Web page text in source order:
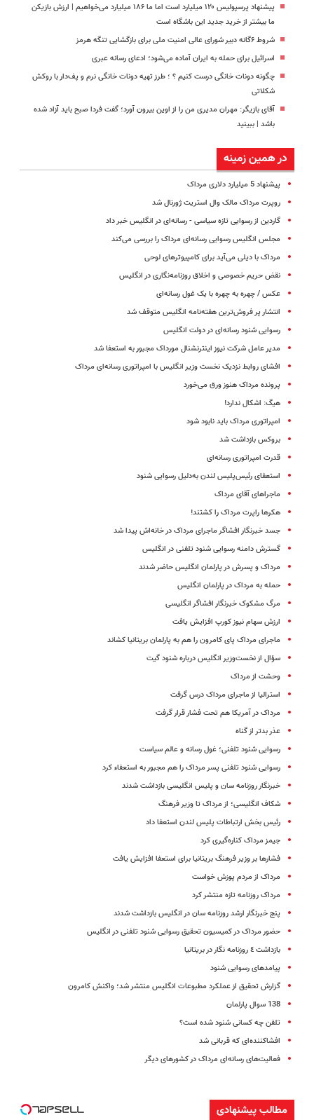
پیشنهاد پرسپولیس ۱۲۰ میلیارد است اما ما ۱۸۶ میلیارد می‌خواهیم | ارزش بازیکن
ما بیشتر از خرید جدید این باشگاه است
شروط ۶گانه دبیر شورای عالی امنیت ملی برای بازگشایی تنگه هرمز
اسرائیل برای حمله به ایران آماده می‌شود؛ ادعای رسانه عبری
چگونه دونات خانگی درست کنیم ؟ ؛ طرز تهیه دونات خانگی نرم و پف‌دار با روکش
شکلاتی
آقای بازیگر: مهران مدیری من را از اوین بیرون آورد؛ گفت فردا صبح باید آزاد شده
باشد | ببینید
در همین زمینه
پیشنهاد 5 میلیارد دلاری مرداک
روپرت مرداک مالک وال استریت ژورنال شد‌
گاردین از رسوایی تازه سیاسی - رسانه‌ای در انگلیس خبر داد
مجلس انگلیس رسوایی رسانه‌ای مرداک را بررسی می‌کند
مرداک با دیلی می‌آید برای کامپیوترهای لوحی
نقض حریم خصوصی و اخلاق روزنامه‌نگاری در انگلیس
عکس / چهره به چهره با یک غول رسانه‌ای
انتشار پر فروش‌ترین هفته‌نامه انگلیس متوقف شد
رسوایی شنود رسانه‌ای در دولت انگلیس
مدیر عامل شرکت نیوز اینترنشنال مورداک مجبور به استعفا شد
افشای روابط نزدیک نخست وزیر انگلیس با امپراتوری رسانه‌ای مرداک
پرونده مرداک هنوز ورق می‌خورد
هیگ: اشکال ندارد!
امپراتوری مرداک باید نابود شود
بروکس بازداشت شد
قدرت امپراتوری رسانه‌ای
استعفای رئیس‌پلیس لندن به‌دلیل رسوایی شنود
ماجراهای آقای مرداک
هکرها راپرت مرداک را کشتند!
جسد خبرنگار افشاگر ماجرای مرداک در خانه‌اش پیدا شد
گسترش دامنه رسوایی شنود تلفنی در انگلیس
مرداک و پسرش در پارلمان انگلیس حاضر شدند
حمله به مرداک در پارلمان انگلیس
مرگ مشکوک خبرنگار افشاگر انگلیسی
ارزش سهام نیوز کورپ افزایش یافت
ماجرای مرداک پای کامرون را هم به پارلمان بریتانیا کشاند
سؤال از نخست‌وزیر انگلیس درباره شنود گیت
وحشت از مرداک
استرالیا از ماجرای مرداک درس گرفت
مرداک در آمریکا هم تحت فشار قرار گرفت
عذر بدتر از گناه
رسوایی شنود تلفنی؛ غول رسانه و عالم سیاست
رسوایی شنود تلفنی پسر مرداک را هم مجبور به استعفاء کرد
خبرنگار روزنامه سان و پلیس انگلیسی بازداشت شدند
شکاف انگلیسی؛ از مرداک تا وزیر فرهنگ
رئیس بخش ارتباطات پلیس لندن استعفا داد
جیمز مرداک کناره‌گیری کرد
فشارها بر وزیر فرهنگ بریتانیا برای استعفا افزایش یافت
مرداک از مردم پوزش خواست
مرداک روزنامه تازه منتشر کرد
پنج خبرنگار ارشد روزنامه سان در انگلیس بازداشت شدند
حضور مرداک در کمیسیون تحقیق رسوایی شنود تلفنی در انگلیس
بازداشت ٤ روزنامه نگار در بریتانیا
پیامدهای رسوایی شنود
گزارش تحقیق از عملکرد مطبوعات انگلیس منتشر شد؛ واکنش کامرون
138 سوال پارلمان
تلفن چه کسانی شنود شده است؟
افشاکننده‌ای که قربانی شد
فعالیت‌های رسانه‌ای مرداک در کشورهای دیگر
مطالب پیشنهادی